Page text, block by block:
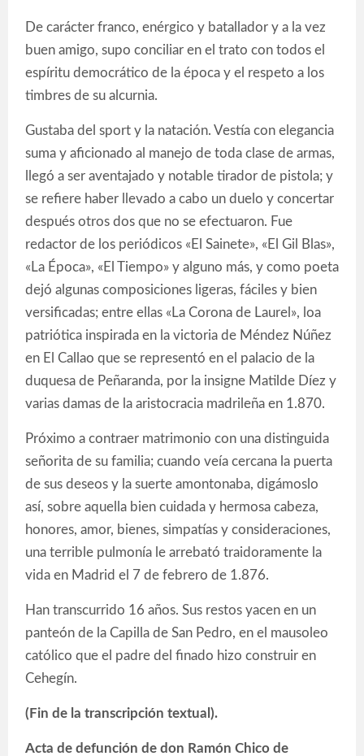
De carácter franco, enérgico y batallador y a la vez
buen amigo, supo conciliar en el trato con todos el
espíritu democrático de la época y el respeto a los
timbres de su alcurnia.
Gustaba del sport y la natación. Vestía con elegancia
suma y aficionado al manejo de toda clase de armas,
llegó a ser aventajado y notable tirador de pistola; y
se refiere haber llevado a cabo un duelo y concertar
después otros dos que no se efectuaron. Fue
redactor de los periódicos «El Sainete», «El Gil Blas»,
«La Época», «El Tiempo» y alguno más, y como poeta
dejó algunas composiciones ligeras, fáciles y bien
versificadas; entre ellas «La Corona de Laurel», loa
patriótica inspirada en la victoria de Méndez Núñez
en El Callao que se representó en el palacio de la
duquesa de Peñaranda, por la insigne Matilde Díez y
varias damas de la aristocracia madrileña en 1.870.
Próximo a contraer matrimonio con una distinguida
señorita de su familia; cuando veía cercana la puerta
de sus deseos y la suerte amontonaba, digámoslo
así, sobre aquella bien cuidada y hermosa cabeza,
honores, amor, bienes, simpatías y consideraciones,
una terrible pulmonía le arrebató traidoramente la
vida en Madrid el 7 de febrero de 1.876.
Han transcurrido 16 años. Sus restos yacen en un
panteón de la Capilla de San Pedro, en el mausoleo
católico que el padre del finado hizo construir en
Cehegín.
(Fin de la transcripción textual).
Acta de defunción de don Ramón Chico de